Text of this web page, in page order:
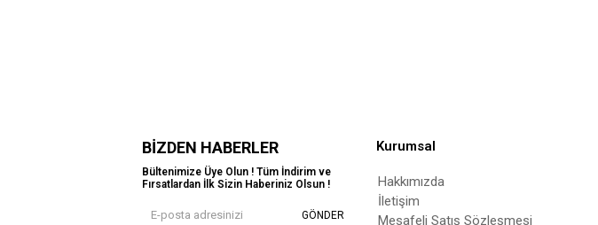
BIZDEN HABERLER
Bültenimize Üye Olun ! Tüm İndirim ve
Fırsatlardan İlk Sizin Haberiniz Olsun !
GÖNDER
Kurumsal
Hakkımızda
İletişim
Mesafeli Satış Sözleşmesi